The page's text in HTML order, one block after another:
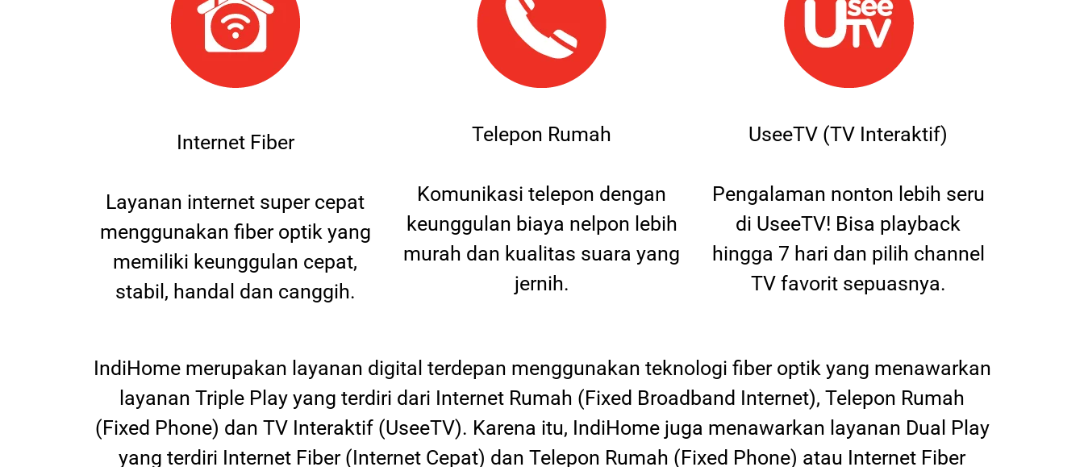
Internet Fiber
Layanan internet super cepat
menggunakan fiber optik yang
memiliki keunggulan cepat,
stabil, handal dan canggih.
Telepon Rumah
Komunikasi telepon dengan
keunggulan biaya nelpon lebih
murah dan kualitas suara yang
jernih.
UseeTV (TV Interaktif)
Pengalaman nonton lebih seru
di UseeTV! Bisa playback
hingga 7 hari dan pilih channel
TV favorit sepuasnya.
IndiHome merupakan layanan digital terdepan menggunakan teknologi fiber optik yang menawarkan
layanan Triple Play yang terdiri dari Internet Rumah (Fixed Broadband Internet), Telepon Rumah
(Fixed Phone) dan TV Interaktif (UseeTV). Karena itu, IndiHome juga menawarkan layanan Dual Play
yang terdiri Internet Fiber (Internet Cepat) dan Telepon Rumah (Fixed Phone) atau Internet Fiber